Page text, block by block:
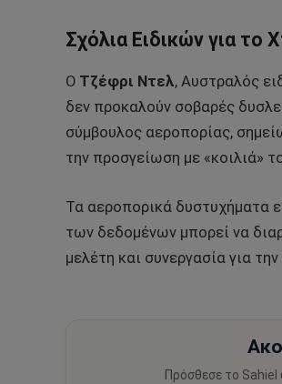
Σχόλια Ειδικών για το
Ο Τζέφρι Ντελ, Αυστραλός
δεν προκαλούν σοβαρές
σύμβουλος αεροπορίας,
την προσγείωση με «κοιλιά»
Τα αεροπορικά δυστυχήματα
των δεδομένων μπορεί να
μελέτη και συνεργασία για
Πρόσθεσε το